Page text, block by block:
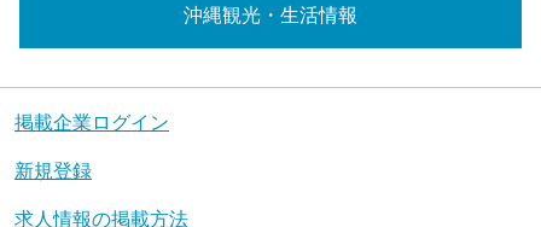
沖縄観光・生活情報
掲載企業ログイン
新規登録
求人情報の掲載方法